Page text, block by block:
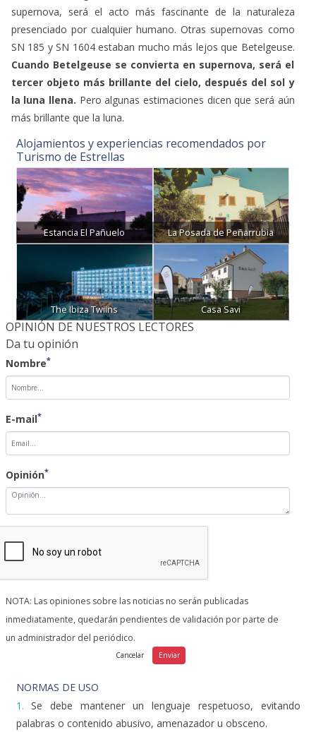
supernova, será el acto más fascinante de la naturaleza
presenciado por cualquier humano. Otras supernovas como
SN 185 y SN 1604 estaban mucho más lejos que Betelgeuse.
Cuando Betelgeuse se convierta en supernova, será el
tercer objeto más brillante del cielo, después del sol y
la luna llena. Pero algunas estimaciones dicen que será aún
más brillante que la luna.
Alojamientos y experiencias recomendados por
Turismo de Estrellas
Estancia El Pañuelo La Posada de Peñarrubia
The Ibiza Twiins Casa Savi
OPINIÓN DE NUESTROS LECTORES
Da tu opinión
Nombre*
E-mail*
Opinión*
NOTA: Las opiniones sobre las noticias no serán publicadas
inmediatamente, quedarán pendientes de validación por parte de
un administrador del periódico.
NORMAS DE USO
1. Se debe mantener un lenguaje respetuoso, evitando
palabras o contenido abusivo, amenazador u obsceno.